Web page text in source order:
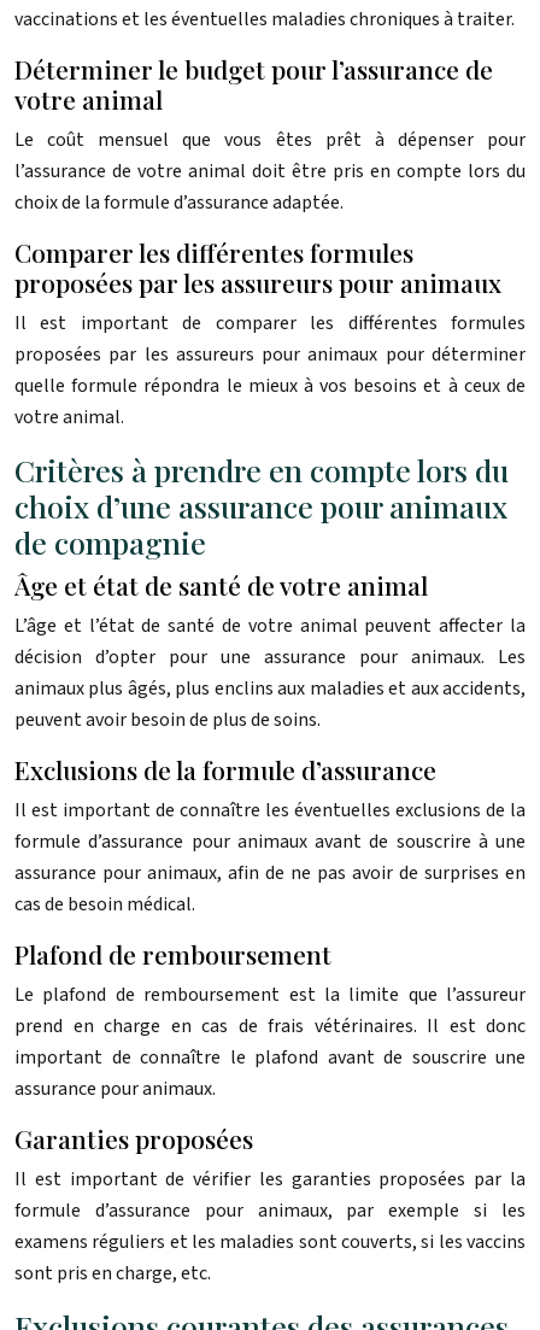
vaccinations et les éventuelles maladies chroniques à traiter.
Déterminer le budget pour l’assurance de
votre animal
Le coût mensuel que vous êtes prêt à dépenser pour
l’assurance de votre animal doit être pris en compte lors du
choix de la formule d’assurance adaptée.
Comparer les différentes formules
proposées par les assureurs pour animaux
Il est important de comparer les différentes formules
proposées par les assureurs pour animaux pour déterminer
quelle formule répondra le mieux à vos besoins et à ceux de
votre animal.
Critères à prendre en compte lors du
choix d’une assurance pour animaux
de compagnie
Âge et état de santé de votre animal
L’âge et l’état de santé de votre animal peuvent affecter la
décision d’opter pour une assurance pour animaux. Les
animaux plus âgés, plus enclins aux maladies et aux accidents,
peuvent avoir besoin de plus de soins.
Exclusions de la formule d’assurance
Il est important de connaître les éventuelles exclusions de la
formule d’assurance pour animaux avant de souscrire à une
assurance pour animaux, afin de ne pas avoir de surprises en
cas de besoin médical.
Plafond de remboursement
Le plafond de remboursement est la limite que l’assureur
prend en charge en cas de frais vétérinaires. Il est donc
important de connaître le plafond avant de souscrire une
assurance pour animaux.
Garanties proposées
Il est important de vérifier les garanties proposées par la
formule d’assurance pour animaux, par exemple si les
examens réguliers et les maladies sont couverts, si les vaccins
sont pris en charge, etc.